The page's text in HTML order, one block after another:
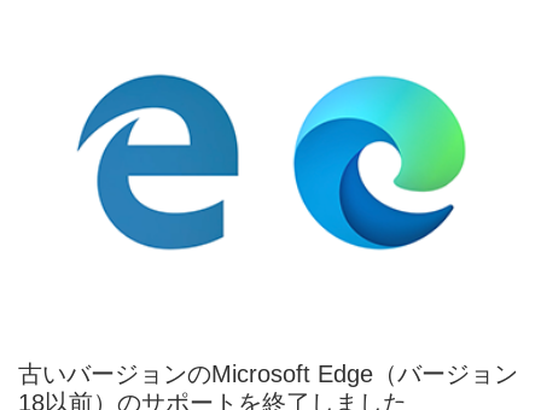
古いバージョンのMicrosoft Edge（バージョン
18以前）のサポートを終了しました